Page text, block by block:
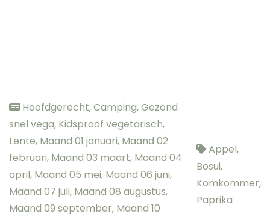
Hoofdgerecht,Camping,Gezond
snel vega, Kidsproof vegetarisch,
Lente, Maand 01 januari, Maand 02
februari, Maand 03 maart, Maand 04
april, Maand 05 mei, Maand 06 juni,
Maand 07 juli, Maand 08 augustus,
Maand 09 september, Maand 10
Appel,
Bosui,
Komkommer,
Paprika